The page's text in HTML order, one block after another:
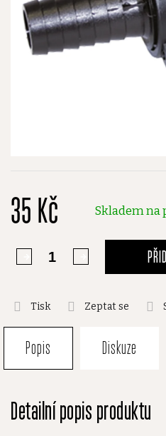
35 Kč Skladem na
Tisk Zeptat se
Popis Diskuze
Detailní popis produktu